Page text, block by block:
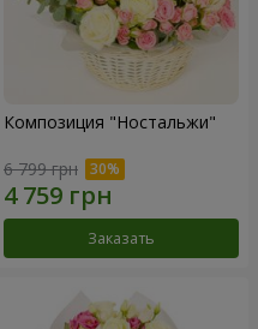
Композиция "Ностальжи"
6 799 грн
Заказать